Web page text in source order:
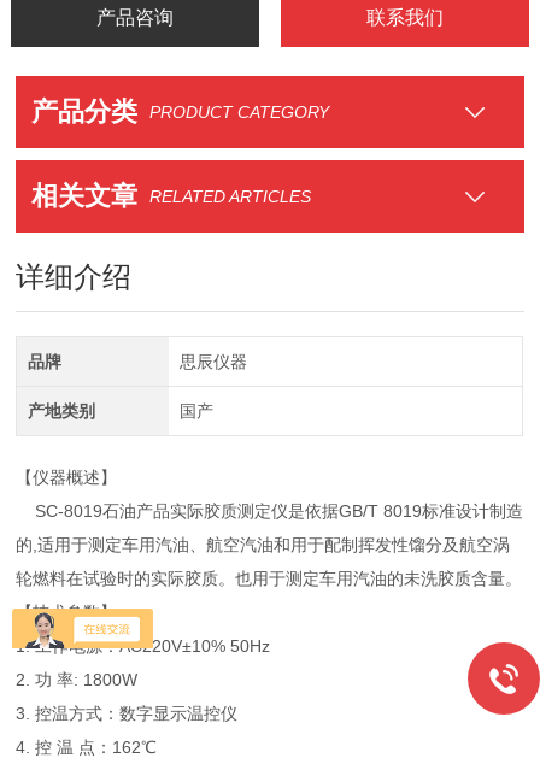
产品咨询 联系我们
产品分类 PRODUCT CATEGORY
相关文章 RELATED ARTICLES
详细介绍
品牌 思辰仪器
产地类别 国产
【仪器概述】
SC-8019石油产品实际胶质测定仪是依据GB/T 8019标准设计制造
的,适用于测定车用汽油、航空汽油和用于配制挥发性馏分及航空涡
轮燃料在试验时的实际胶质。也用于测定车用汽油的未洗胶质含量。
【技术参数】
1. 工作电源：AC220V±10% 50Hz
2. 功 率: 1800W
3. 控温方式：数字显示温控仪
4. 控 温 点：162℃